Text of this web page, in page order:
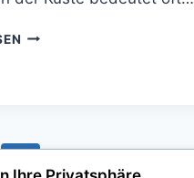
ALLTAG
UND
GEMEINSCHAFT